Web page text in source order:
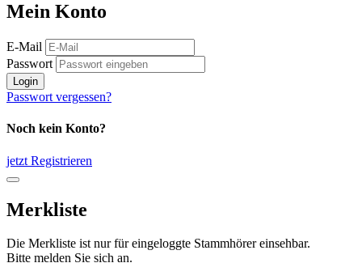
Mein Konto
E-Mail
Passwort
Login
Passwort vergessen?
Noch kein Konto?
jetzt Registrieren
Merkliste
Die Merkliste ist nur für eingeloggte Stammhörer einsehbar.
Bitte melden Sie sich an.